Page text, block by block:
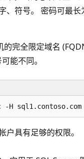
、符号。 密码可最
完全限定域名
能不同。
户具有足够的权限。